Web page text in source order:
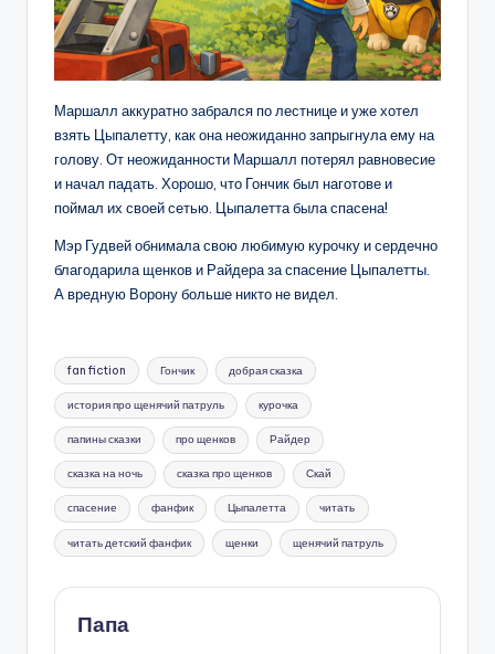
Маршалл аккуратно забрался по лестнице и уже хотел
взять Цыпалетту, как она неожиданно запрыгнула ему на
голову. От неожиданности Маршалл потерял равновесие
и начал падать. Хорошо, что Гончик был наготове и
поймал их своей сетью. Цыпалетта была спасена!
Мэр Гудвей обнимала свою любимую курочку и сердечно
благодарила щенков и Райдера за спасение Цыпалетты.
А вредную Ворону больше никто не видел.
Метки:
fan fiction Гончик добрая сказка
история про щенячий патруль курочка
папины сказки про щенков Райдер
сказка на ночь сказка про щенков Скай
спасение фанфик Цыпалетта читать
читать детский фанфик щенки щенячий патруль
Папа